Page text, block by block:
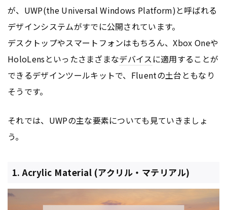
が、UWP(the Universal Windows Platform)と呼ばれる
デザインシステムがすでに公開されています。
デスクトップやスマートフォンはもちろん、Xbox Oneや
HoloLensといったさまざまなデバイスに適用することが
できるデザインツールキットで、Fluentの土台ともなり
そうです。
それでは、UWPの主な要素についても見ていきましょ
う。
1. Acrylic Material (アクリル・マテリアル)